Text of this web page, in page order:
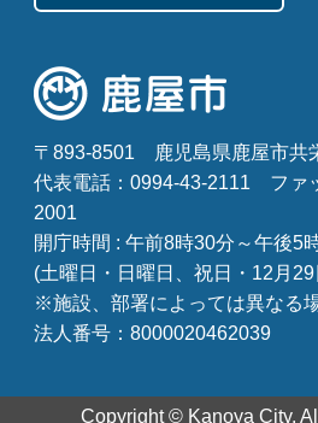
〒893-8501
鹿児島県鹿屋市共
代表電話：0994-43-2111
ファ
2001
開庁時間 : 午前8時30分～午後5
(土曜日・日曜日、祝日・12月
※施設、部署によっては異なる
法人番号：8000020462039
Copyright © Kanoya City.